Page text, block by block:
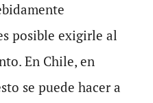
posible exigirle al
En Chile, en
se puede hacer a